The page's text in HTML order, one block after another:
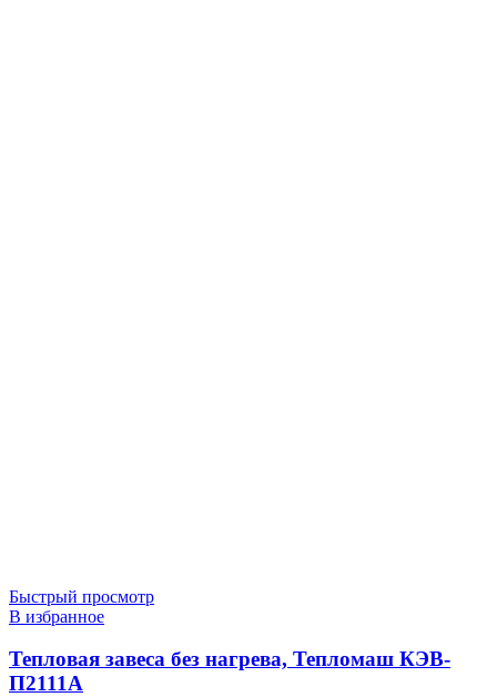
Быстрый просмотр
В избранное
Тепловая завеса без нагрева, Тепломаш КЭВ-
П2111А